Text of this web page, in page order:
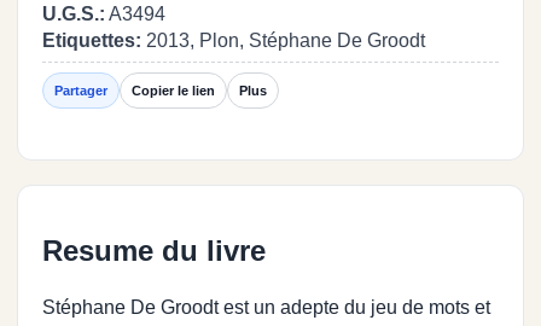
U.G.S.: A3494
Etiquettes: 2013, Plon, Stéphane De Groodt
Partager Copier le lien Plus
Resume du livre
Stéphane De Groodt est un adepte du jeu de mots et